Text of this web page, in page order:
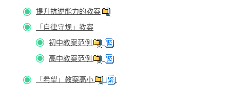
提升抗逆能力的教案
「自律守规」教案
初中教案范例
高中教案范例
「希望」教案高小